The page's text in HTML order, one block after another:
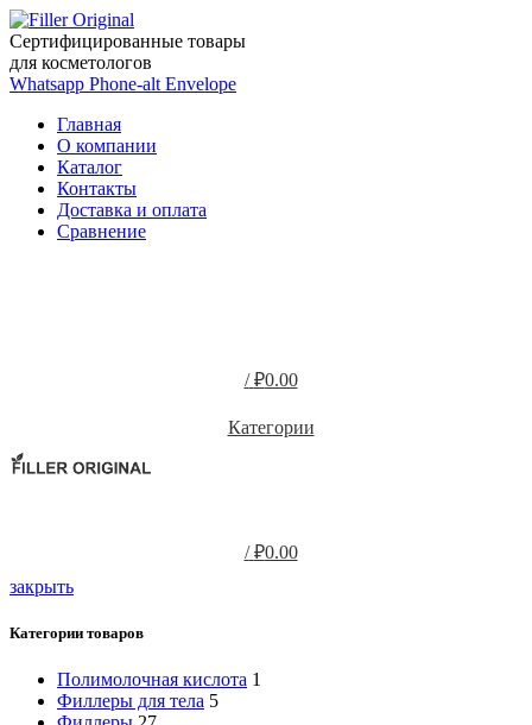
Сертифицированные товары
для косметологов
Whatsapp Phone-alt Envelope
Главная
О компании
Каталог
Контакты
Доставка и оплата
Сравнение
/ ₽0.00
Категории
/ ₽0.00
закрыть
Категории товаров
Полимолочная кислота 1
Филлеры для тела 5